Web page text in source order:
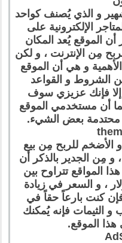
و الذي يُصنف كواحد
الإلكترونية على
أن الموقع يُعد المكان
مِن الإنترنت ، و لكن
و هي أن الموقع
و القواعد
إلا فإنك عزيزي سوف
أن مستخدمي الموقع
محتدمة بعض الشيء.
الأضخم للربح مِن بيع
و مِن الجدير بالذكر أن
المواقع تتراوح بين
دولار و حتى 100 دولار ، و السعر في زيادة
كنت بارعاً حقاً في
و الثيمات فإنه يُمكنك
الموقع.